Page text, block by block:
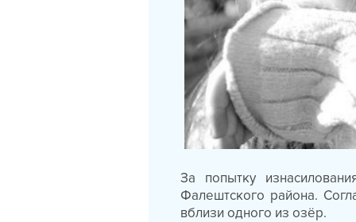
За попытку
Фалештского района.
вблизи одного из озёр.